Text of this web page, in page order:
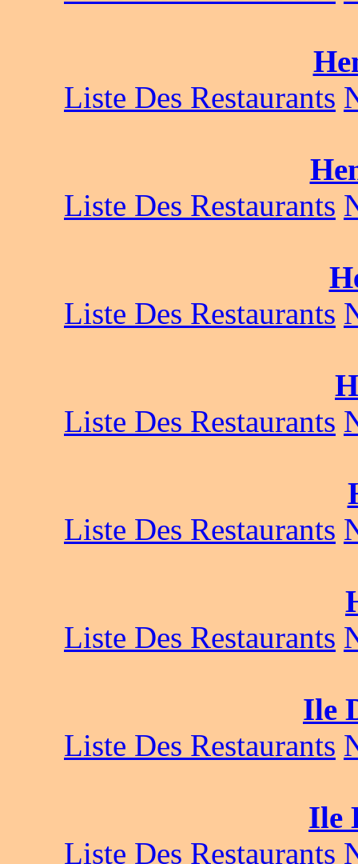
Liste Des Restaurants
Liste Des Restaurants
Liste Des Restaurants
Liste Des Restaurants
Liste Des Restaurants
Liste Des Restaurants
Ile
Liste Des Restaurants
Ile
Liste Des Restaurants